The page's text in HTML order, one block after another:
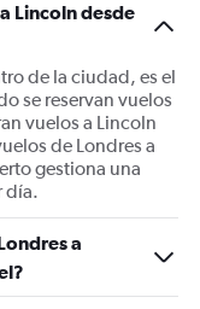
Lincoln desde
de la ciudad, es el
se reservan vuelos
vuelos a Lincoln
de Londres a
gestiona una
día.
a